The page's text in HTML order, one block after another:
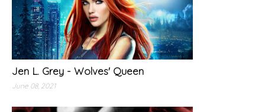
Jen L. Grey - Wolves' Queen
June 08, 2021